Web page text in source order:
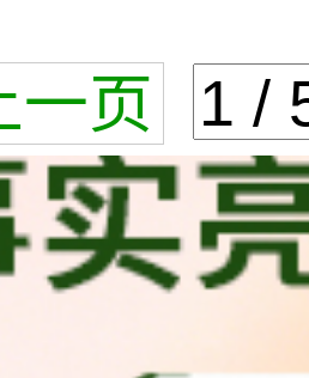
一页